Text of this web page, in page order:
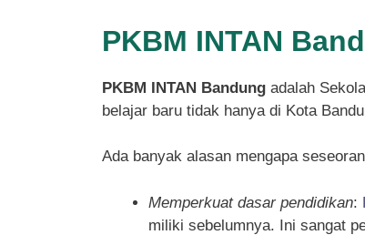
PKBM INTAN
PKBM INTAN Bandung adalah
belajar baru tidak hanya di Kota
Ada banyak alasan mengapa
Memperkuat dasar pendidikan:
miliki sebelumnya. Ini sangat